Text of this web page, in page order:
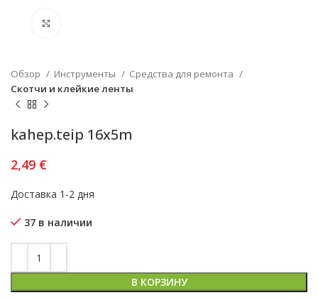
Обзор Инструменты
Средства для ремонта
Скотчи и клейкие ленты
kahep.teip 16x5m
2,49 €
Доставка 1-2 дня
37 в наличии
В КОРЗИНУ